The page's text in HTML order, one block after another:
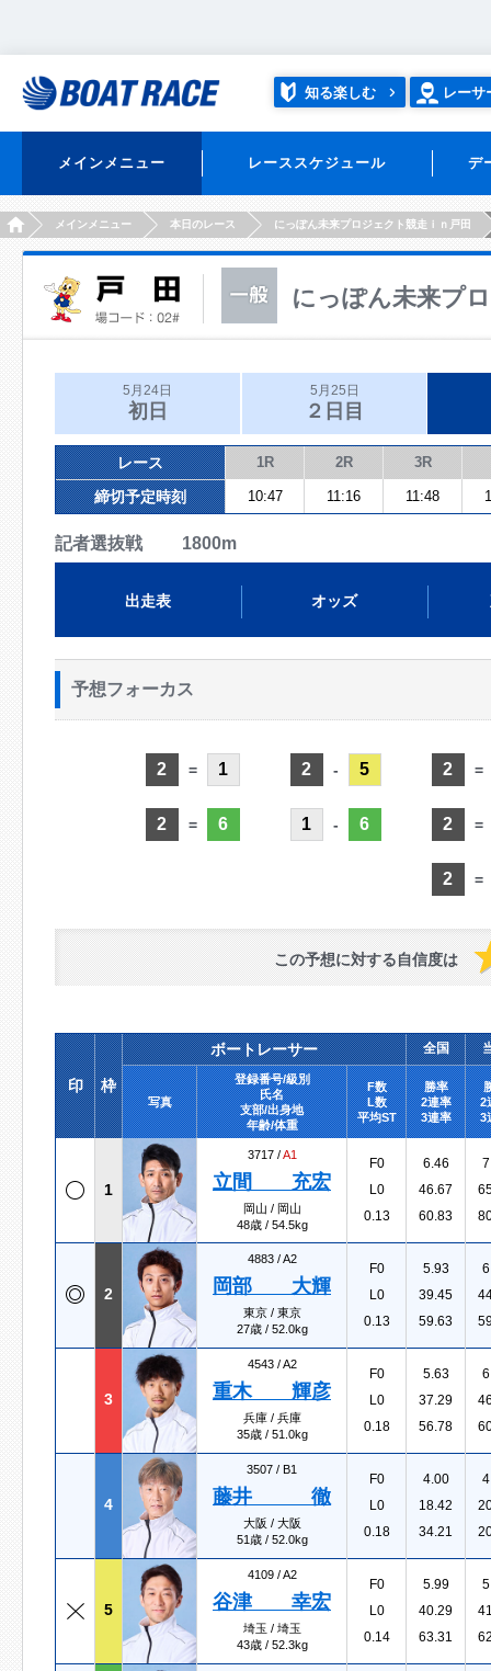
知る楽しむ レーサ
メインメニュー レーススケジュール デ
HOMEメインメニュー 本日のレース にっぽん未来プロジェクト競走ｉｎ戸田
にっぽん未来プ
5月24日
初日
5月25日
２日目
レース 1R 2R 3R
締切予定時刻 10:47 11:16 11:48
記者選抜戦 1800m
出走表 オッズ
予想フォーカス
2 = 1
2 = 6
2 - 5
1 - 6
2 =
2 =
2 =
この予想に対する自信度は
印 枠
ボートレーサー 全国
写真
登録番号/級別
氏名
支部/出身地
年齢/体重
F数
L数
平均ST
勝率
2連率
3連率
2
3
1
3717 /A1
立間 充宏
岡山 / 岡山
48歳 / 54.5kg
F0
L0
0.13
6.46
46.67
60.83
2
4883 /A2
岡部 大輝
東京 / 東京
27歳 / 52.0kg
F0
L0
0.13
5.93
39.45
59.63
3
4543 /A2
重木 輝彦
兵庫 / 兵庫
35歳 / 51.0kg
F0
L0
0.18
5.63
37.29
56.78
4
3507 / B1
藤井 徹
大阪 / 大阪
51歳 / 52.0kg
F0
L0
0.18
4.00
18.42
34.21
5
4109 /A2
谷津 幸宏
埼玉 / 埼玉
43歳 / 52.3kg
F0
L0
0.14
5.99
40.29
63.31